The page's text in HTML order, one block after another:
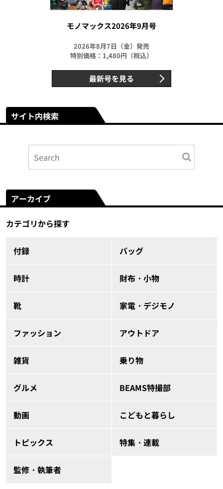
モノマックス2026年9月号
2026年8月7日（金）発売
特別価格：1,480円（税込）
最新号を見る
サイト内検索
アーカイブ
カテゴリから探す
付録 バッグ
時計 財布・小物
靴 家電・デジモノ
ファッション アウトドア
雑貨 乗り物
グルメ BEAMS特撮部
動画 こどもと暮らし
トピックス 特集・連載
監修・執筆者